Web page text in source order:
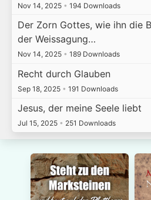
Nov 14, 2025 • 194 Downloads
Der Zorn Gottes, wie ihn die
der Weissagung…
Nov 14, 2025 • 189 Downloads
Recht durch Glauben
Sep 18, 2025 • 191 Downloads
Jesus, der meine Seele liebt
Jul 15, 2025 • 251 Downloads